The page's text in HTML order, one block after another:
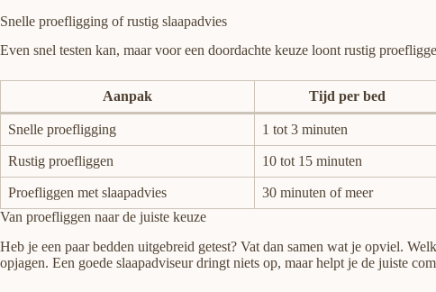
Snelle proefligging of rustig slaapadvies
Even snel testen kan, maar voor een doordachte keuze loont rustig
Aanpak Tijd per bed
Snelle proefligging 1 tot 3 minuten
Rustig proefliggen 10 tot 15 minuten
Proefliggen met slaapadvies 30 minuten of meer
Van proefliggen naar de juiste keuze
Heb je een paar bedden uitgebreid getest? Vat dan samen wat je opviel.
opjagen. Een goede slaapadviseur dringt niets op, maar helpt je de juiste